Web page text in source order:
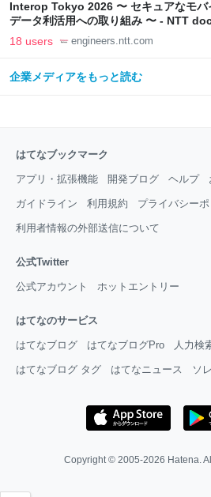
Interop Tokyo 2026 〜 セキュアなモバ
データ利活用への取り組み 〜 - NTT
Engineers' Blog
18 users engineers.ntt.com
企業メディアをもっと読む
はてなブックマーク
アプリ・拡張機能 開発ブログ ヘルプ
ガイドライン 利用規約 プライバシー
利用者情報の外部送信について
公式Twitter
公式アカウント ホットエントリー
はてなのサービス
はてなブログ はてなブログPro 人力検
はてなブログ タグ はてなニュース ソ
Copyright © 2005-2026 Hatena.